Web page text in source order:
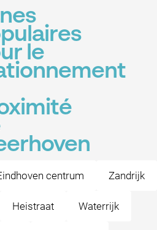
le
centrum Zandrijk
Heistraat Waterrijk